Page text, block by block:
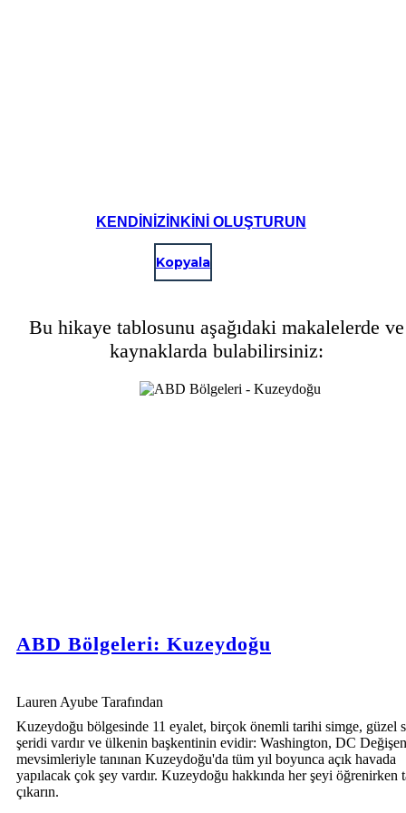
KENDINIZINKINI OLUŞTURUN
Kopyala
Bu hikaye tablosunu aşağıdaki makalelerde ve
kaynaklarda bulabilirsiniz:
ABD Bölgeleri: Kuzeydoğu
Lauren Ayube Tarafından
Kuzeydoğu bölgesinde 11 eyalet, birçok önemli tarihi simge, güzel
şeridi vardır ve ülkenin başkentinin evidir: Washington, DC Değişen
mevsimleriyle tanınan Kuzeydoğu'da tüm yıl boyunca açık havada
yapılacak çok şey vardır. Kuzeydoğu hakkında her şeyi öğrenirken
çıkarın.